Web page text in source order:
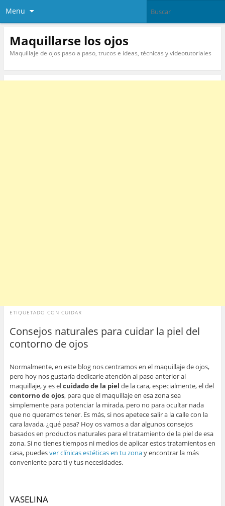
Menu
Maquillarse los ojos
Maquillaje de ojos paso a paso, trucos e ideas, técnicas y videotutoriales
ETIQUETADO CON CUIDAR
Consejos naturales para cuidar la piel del
contorno de ojos
Normalmente, en este blog nos centramos en el maquillaje de ojos,
pero hoy nos gustaría dedicarle atención al paso anterior al
maquillaje, y es elcuidado de la piel de la cara, especialmente, el del
contorno de ojos, para que el maquillaje en esa zona sea
simplemente para potenciar la mirada, pero no para ocultar nada
que no queramos tener. Es más, si nos apetece salir a la calle con la
cara lavada, ¿qué pasa? Hoy os vamos a dar algunos consejos
basados en productos naturales para el tratamiento de la piel de esa
zona. Si no tienes tiempos ni medios de aplicar estos tratamientos en
casa, puedesver clínicas estéticas en tu zonay encontrar la más
conveniente para ti y tus necesidades.
VASELINA